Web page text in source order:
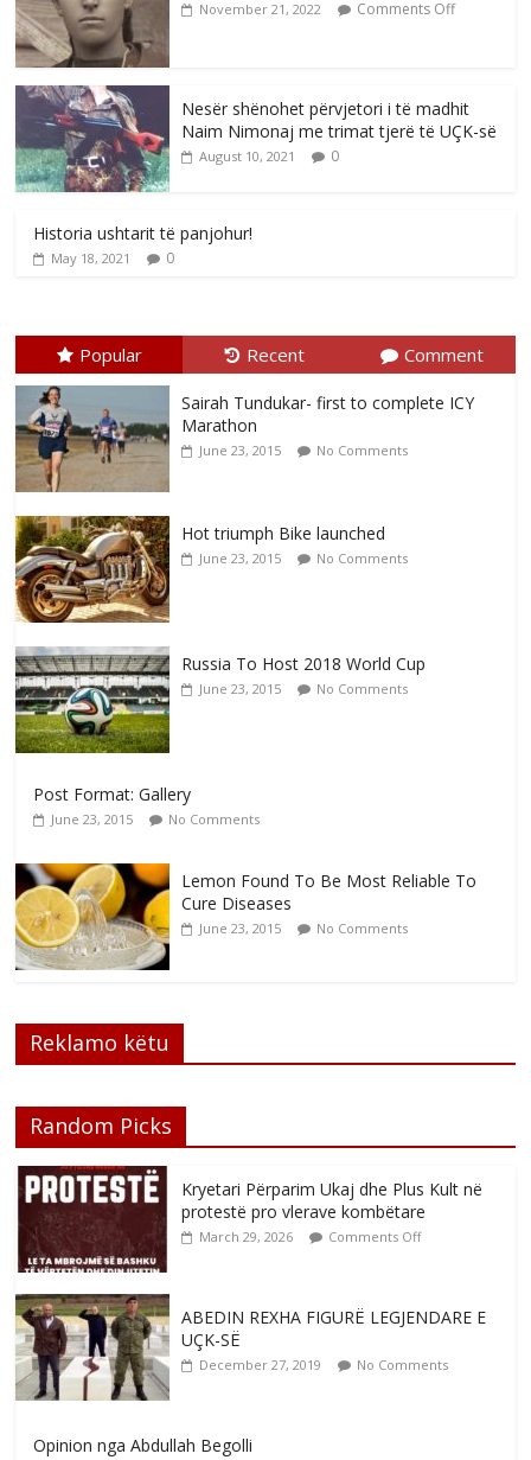
November 21, 2022 Comments Off
Nesër shënohet përvjetori i të madhit
Naim Nimonaj me trimat tjerë të UÇK-së
August 10, 2021 0
Historia ushtarit të panjohur!
May 18, 2021 0
Popular Recent Comment
Sairah Tundukar- first to complete ICY
Marathon
June 23, 2015 No Comments
Hot triumph Bike launched
June 23, 2015 No Comments
Russia To Host 2018 World Cup
June 23, 2015 No Comments
Post Format: Gallery
June 23, 2015 No Comments
Lemon Found To Be Most Reliable To
Cure Diseases
June 23, 2015 No Comments
Reklamo këtu
Random Picks
Kryetari Përparim Ukaj dhe Plus Kult në
protestë pro vlerave kombëtare
March 29, 2026 Comments Off
ABEDIN REXHA FIGURË LEGJENDARE E
UÇK-SË
December 27, 2019 No Comments
Opinion nga Abdullah Begolli